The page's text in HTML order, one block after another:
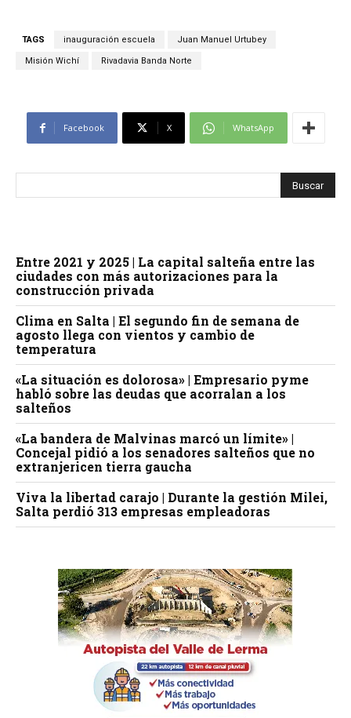
TAGS inauguración escuela Juan Manuel Urtubey
Misión Wichí Rivadavia Banda Norte
Facebook X WhatsApp
Entre 2021 y 2025 | La capital salteña entre las
ciudades con más autorizaciones para la
construcción privada
Clima en Salta | El segundo fin de semana de
agosto llega con vientos y cambio de
temperatura
«La situación es dolorosa» | Empresario pyme
habló sobre las deudas que acorralan a los
salteños
«La bandera de Malvinas marcó un límite» |
Concejal pidió a los senadores salteños que no
extranjericen tierra gaucha
Viva la libertad carajo | Durante la gestión Milei,
Salta perdió 313 empresas empleadoras